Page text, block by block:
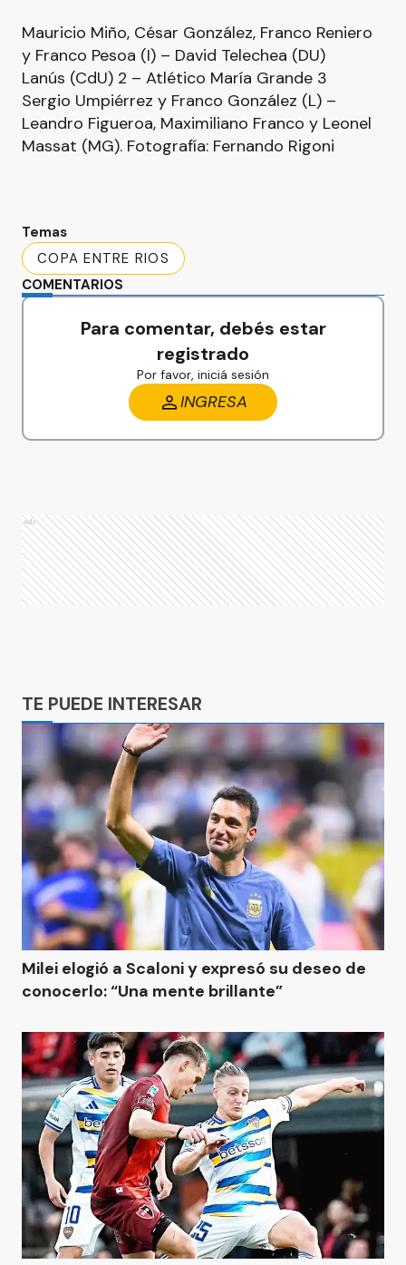
Mauricio Miño, César González, Franco Reniero
y Franco Pesoa (I) – David Telechea (DU)
Lanús (CdU) 2 – Atlético María Grande 3
Sergio Umpiérrez y Franco González (L) –
Leandro Figueroa, Maximiliano Franco y Leonel
Massat (MG). Fotografía: Fernando Rigoni
Temas
COPA ENTRE RIOS
COMENTARIOS
Para comentar, debés estar
registrado
Por favor, iniciá sesión
INGRESA
Ads
TE PUEDE INTERESAR
Milei elogió a Scaloni y expresó su deseo de
conocerlo: “Una mente brillante”